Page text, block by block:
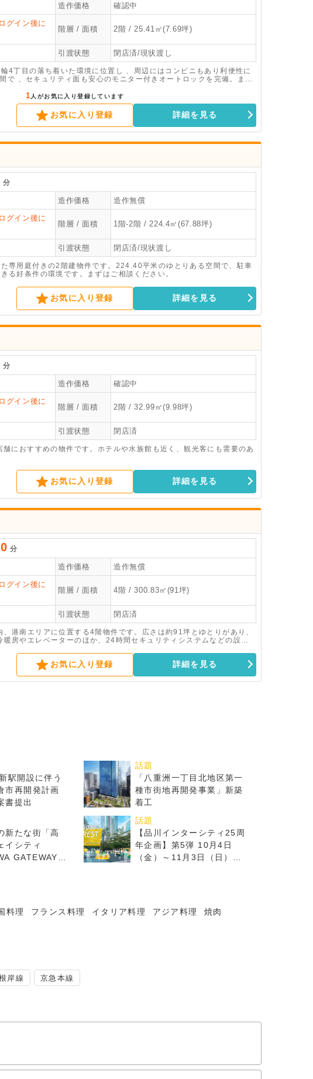
造作価格 確認中
グイン後に
階層 / 面積 2階 / 25.41㎡(7.69坪)
引渡状態 閉店済/現状渡し
4丁目の落ち着いた環境に位置し 、周辺にはコンビニもあり利便性に
、セキュリティ面も安心のモニター付きオートロックを完備。まず
1 人がお気に入り登録しています
お気に入り登録 詳細を見る
分
造作価格 造作無償
グイン後に
階層 / 面積 1階-2階 / 224.4㎡(67.88坪)
引渡状態 閉店済/現状渡し
専用庭付きの2階建物件です。224.40平米のゆとりある空間で、駐車
る好条件の環境です。まずはご相談ください。
お気に入り登録 詳細を見る
分
造作価格 確認中
グイン後に
階層 / 面積 2階 / 32.99㎡(9.98坪)
引渡状態 閉店済
におすすめの物件です。ホテルや水族館も近く、観光客にも需要のあ
お気に入り登録 詳細を見る
分
造作価格 造作無償
グイン後に
階層 / 面積 4階 / 300.83㎡(91坪)
引渡状態 閉店済
港南エリアに位置する4階物件です。広さは約91坪とゆとりがあり、
房やエレベーターのほか、24時間セキュリティシステムなどの設備
ねください。
お気に入り登録 詳細を見る
駅開設に伴う
市再開発計画
書提出
話題
「八重洲一丁目北地区第一
種市街地再開発事業」新築
着工
新たな街「高
イシティ
GATEWAY
話題
【品川インターシティ25周
年企画】第5弾 10月4日
（金）～11月3日（日）
料理 フランス料理 イタリア料理 アジア料理
焼肉
岸線 京急本線